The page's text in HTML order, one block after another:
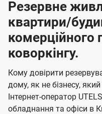
Резервне
квартири/
коворкінгу.
Кому довірити
дому, як не бізнесу,
Інтернет-оператор
обладнання та офіси в